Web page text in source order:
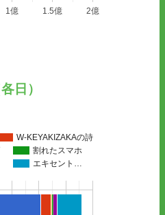
1億 1.5億 2億
日）
W-KEYAKIZAKAの詩
割れたスマホ
エキセント…